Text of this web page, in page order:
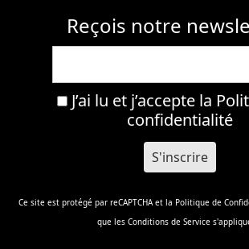
Reçois notre
J’ai lu et j’accepte la
confidentialité
Ce site est protégé par reCAPTCHA et la Politique de
que les Conditions de Service